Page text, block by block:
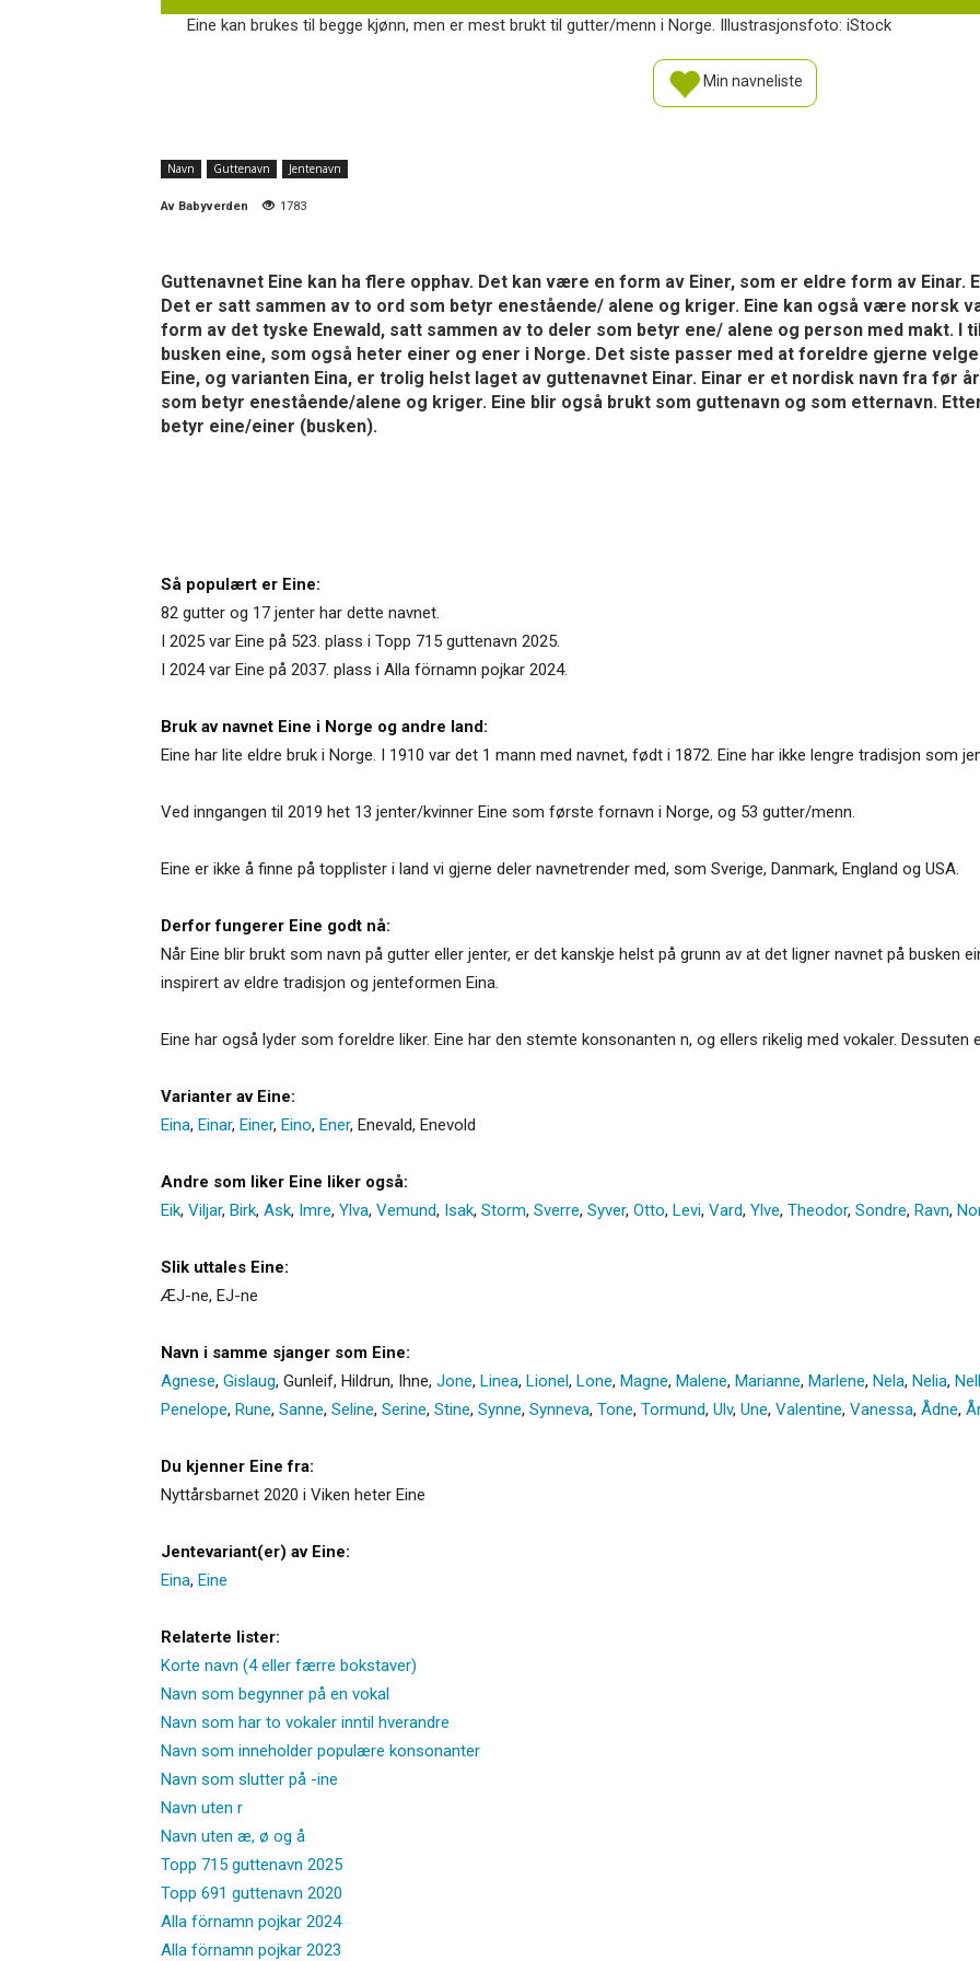
Eine kan brukes til begge kjønn, men er mest brukt til gutter/menn i Norge. Illustrasjonsfoto: iStock
Min navneliste
Navn Guttenavn Jentenavn
Av Babyverden 1783
Guttenavnet Eine kan ha flere opphav. Det kan være en form av Einer, som er eldre form av Einar.
Det er satt sammen av to ord som betyr enestående/ alene og kriger. Eine kan også være norsk
form av det tyske Enewald, satt sammen av to deler som betyr ene/ alene og person med makt. I
busken eine, som også heter einer og ener i Norge. Det siste passer med at foreldre gjerne
Eine, og varianten Eina, er trolig helst laget av guttenavnet Einar. Einar er et nordisk navn fra før
som betyr enestående/alene og kriger. Eine blir også brukt som guttenavn og som etternavn.
betyr eine/einer (busken).
Så populært er Eine:
82 gutter og 17 jenter har dette navnet.
I 2025 var Eine på 523. plass i Topp 715 guttenavn 2025.
I 2024 var Eine på 2037. plass i Alla förnamn pojkar 2024.
Bruk av navnet Eine i Norge og andre land:
Eine har lite eldre bruk i Norge. I 1910 var det 1 mann med navnet, født i 1872. Eine har ikke lengre tradisjon som
Ved inngangen til 2019 het 13 jenter/kvinner Eine som første fornavn i Norge, og 53 gutter/menn.
Eine er ikke å finne på topplister i land vi gjerne deler navnetrender med, som Sverige, Danmark, England og USA.
Derfor fungerer Eine godt nå:
Når Eine blir brukt som navn på gutter eller jenter, er det kanskje helst på grunn av at det ligner navnet på busken
inspirert av eldre tradisjon og jenteformen Eina.
Eine har også lyder som foreldre liker. Eine har den stemte konsonanten n, og ellers rikelig med vokaler. Dessuten
Varianter av Eine:
Eina, Einar, Einer, Eino, Ener, Enevald, Enevold
Andre som liker Eine liker også:
Eik, Viljar, Birk, Ask, Imre, Ylva, Vemund, Isak, Storm, Sverre, Syver, Otto, Levi, Vard, Ylve, Theodor, Sondre, Ravn,
Slik uttales Eine:
ÆJ-ne, EJ-ne
Navn i samme sjanger som Eine:
Agnese, Gislaug, Gunleif, Hildrun, Ihne, Jone, Linea, Lionel, Lone, Magne, Malene, Marianne, Marlene, Nela, Nelia,
Penelope, Rune, Sanne, Seline, Serine, Stine, Synne, Synneva, Tone, Tormund, Ulv, Une, Valentine, Vanessa, Ådne,
Du kjenner Eine fra:
Nyttårsbarnet 2020 i Viken heter Eine
Jentevariant(er) av Eine:
Eina, Eine
Relaterte lister:
Korte navn (4 eller færre bokstaver)
Navn som begynner på en vokal
Navn som har to vokaler inntil hverandre
Navn som inneholder populære konsonanter
Navn som slutter på -ine
Navn uten r
Navn uten æ, ø og å
Topp 715 guttenavn 2025
Topp 691 guttenavn 2020
Alla förnamn pojkar 2024
Alla förnamn pojkar 2023